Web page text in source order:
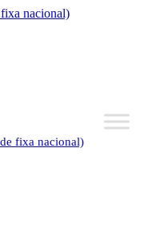
nacional)
fixa nacional)